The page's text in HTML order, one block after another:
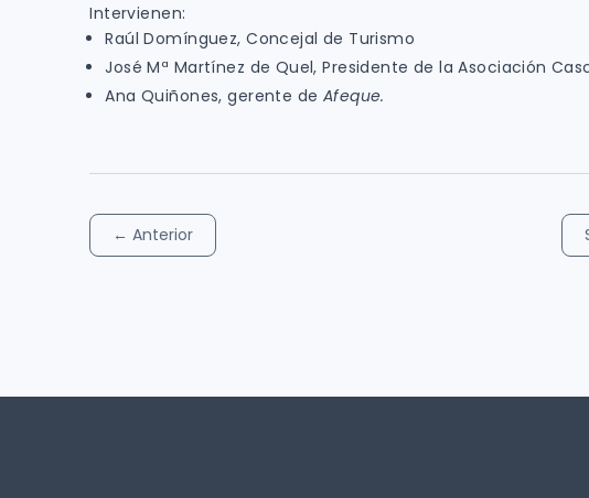
Intervienen:
Raúl Domínguez, Concejal de Turismo
José Mª Martínez de Quel, Presidente de la Asociación
Ana Quiñones, gerente de Afeque.
←Anterior